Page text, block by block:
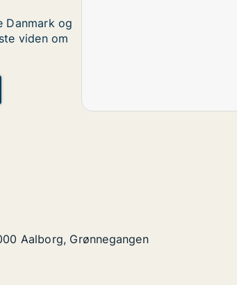
Danmark og
viden om
Grønnegangen
Aalborg, Grønnegangen
Aalborg, Grønnegangen